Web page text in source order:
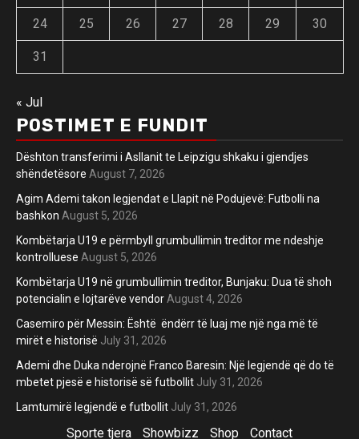
24 25 26 27 28 29 30
31
« Jul
POSTIMET E FUNDIT
Dështon transferimi i Asllanit te Leipzigu shkaku i gjendjes
shëndetësore August 7, 2026
Agim Ademi takon legjendat e Llapit në Podujevë: Futbolli na
bashkon August 5, 2026
Kombëtarja U19 e përmbyll grumbullimin treditor me ndeshje
kontrolluese August 5, 2026
Kombëtarja U19 në grumbullimin treditor, Bunjaku: Dua të shoh
potencialin e lojtarëve vendorAugust 4, 2026
Casemiro për Messin: Është ëndërr të luaj me një nga më të
mirët e historisë July 31, 2026
Ademi dhe Duka nderojnë Franco Baresin: Një legjendë që do të
mbetet pjesë e historisë së futbollit July 31, 2026
Lamtumirë legjendë e futbollit July 31, 2026
Sporte tjera Showbizz Shop Contact